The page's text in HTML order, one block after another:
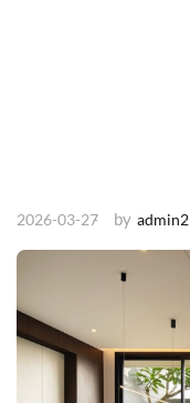
2026-03-27 by admin2